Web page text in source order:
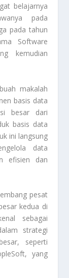
belajarnya
pada
pada tahun
Software
kemudian
makalah
basis data
besar dari
basis data
ini langsung
data
efisien dan
pesat
kedua di
sebagai
strategi
seperti
yang